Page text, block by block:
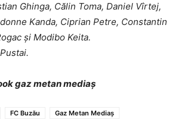
Ghinga, Călin Toma, Daniel Vîrtej,
Kanda, Ciprian Petre, Constantin
și Modibo Keita.
gaz metan mediaș
FC Buzău Gaz Metan Mediaș